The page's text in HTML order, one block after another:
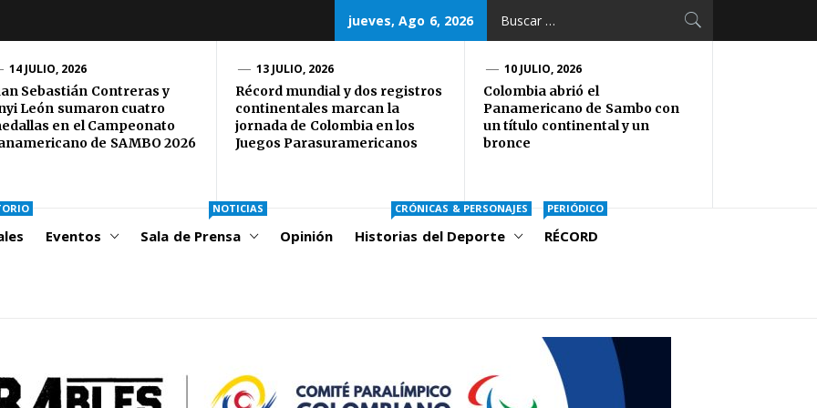
jueves, Ago 6, 2026
14 JULIO, 2026
Sebastián Contreras y
León sumaron cuatro
en el Campeonato
de SAMBO 2026
13 JULIO, 2026
Récord mundial y dos registros
continentales marcan la
jornada de Colombia en los
Juegos Parasuramericanos
10 JULIO, 2026
Colombia abrió el
Panamericano de Sambo con
un título continental y un
bronce
Eventos Sala de Prensa
NOTICIAS
Opinión Historias del Deporte
CRÓNICAS & PERSONAJES
RÉCORD
PERIÓDICO